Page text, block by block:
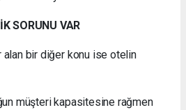
SORUNU VAR
alan bir diğer konu ise otelin
müşteri kapasitesine rağmen